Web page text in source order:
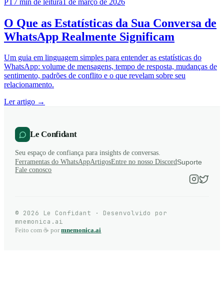
O Que as Estatísticas da Sua Conversa de
WhatsApp Realmente Significam
Um guia em linguagem simples para entender as estatísticas do
WhatsApp: volume de mensagens, tempo de resposta, mudanças de
sentimento, padrões de conflito e o que revelam sobre seu
relacionamento.
Ler artigo →
Le Confidant
Seu espaço de confiança para insights de conversas.
Ferramentas do WhatsAppArtigosEntre no nosso DiscordSuporte
Fale conosco
© 2026 Le Confidant · Desenvolvido por
mnemonica.ai
Feito com ☕ por mnemonica.ai